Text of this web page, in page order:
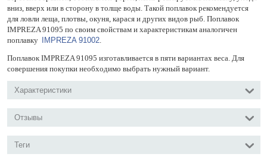
вниз, вверх или в сторону в толще воды. Такой поплавок рекомендуется
для ловли леща, плотвы, окуня, карася и других видов рыб. Поплавок
IMPREZA 91095 по своим свойствам и характеристикам аналогичен
поплавку IMPREZA 91002.
Поплавок IMPREZA 91095 изготавливается в пяти вариантах веса. Для
совершения покупки необходимо выбрать нужный вариант.
Характеристики
Отзывы
Теги